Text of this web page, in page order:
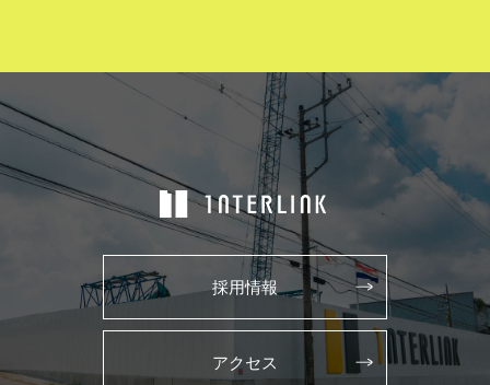
採用情報
アクセス